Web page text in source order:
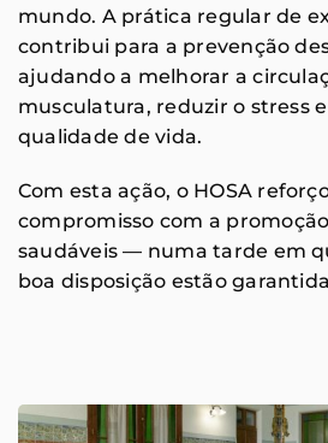
mundo. A prática regular de
contribui para a prevenção
ajudando a melhorar a
musculatura, reduzir o stress
qualidade de vida.
Com esta ação, o HOSA
compromisso com a
saudáveis — numa tarde em
boa disposição estão